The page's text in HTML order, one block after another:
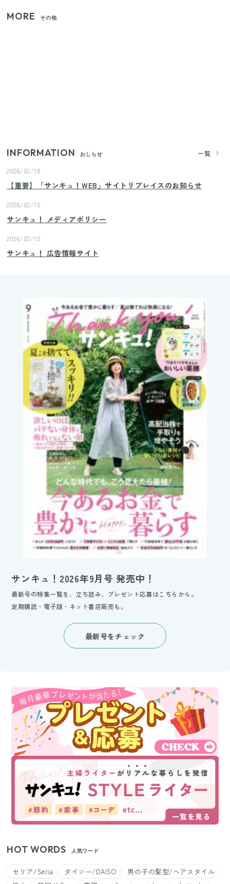
MORE その他
INFORMATION おしらせ
一覧
2026/02/18
【重要】「サンキュ！WEB」サイトリプレイスのお知らせ
2026/02/10
サンキュ！ メディアポリシー
2026/02/10
サンキュ！ 広告情報サイト
サンキュ！2026年9月号 発売中！
最新号の特集一覧を、立ち読み、プレゼント応募はこちらから。
定期購読・電子版・ネット書店販売も。
最新号をチェック
HOT WORDS 人気ワード
セリア/Seria ダイソー/DAISO
男の子の髪型/ヘアスタイル